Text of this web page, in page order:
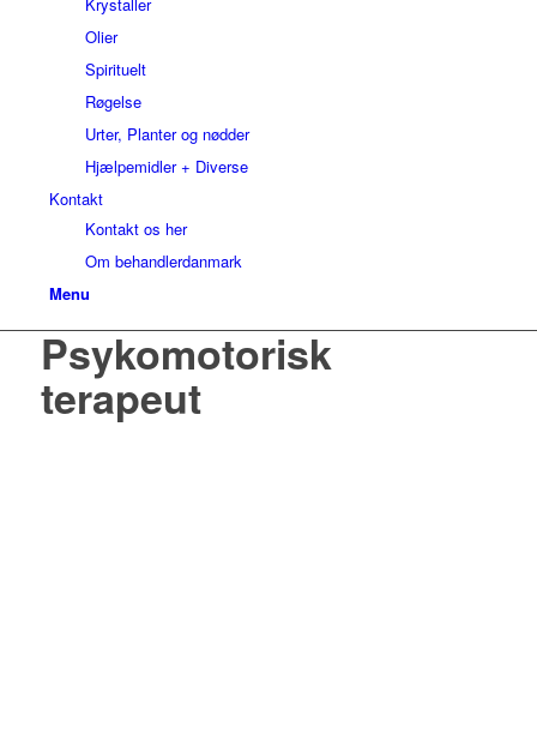
Olier
Spirituelt
Røgelse
Urter, Planter og nødder
Hjælpemidler + Diverse
Kontakt
Kontakt os her
Om behandlerdanmark
Menu
Psykomotorisk
terapeut